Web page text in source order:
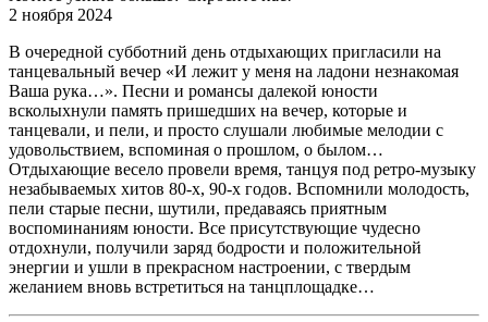
2 ноября 2024
В очередной субботний день отдыхающих пригласили на
танцевальный вечер «И лежит у меня на ладони незнакомая
Ваша рука…». Песни и романсы далекой юности
всколыхнули память пришедших на вечер, которые и
танцевали, и пели, и просто слушали любимые мелодии с
удовольствием, вспоминая о прошлом, о былом…
Отдыхающие весело провели время, танцуя под ретро-музыку
незабываемых хитов 80-х, 90-х годов. Вспомнили молодость,
пели старые песни, шутили, предаваясь приятным
воспоминаниям юности. Все присутствующие чудесно
отдохнули, получили заряд бодрости и положительной
энергии и ушли в прекрасном настроении, с твердым
желанием вновь встретиться на танцплощадке…